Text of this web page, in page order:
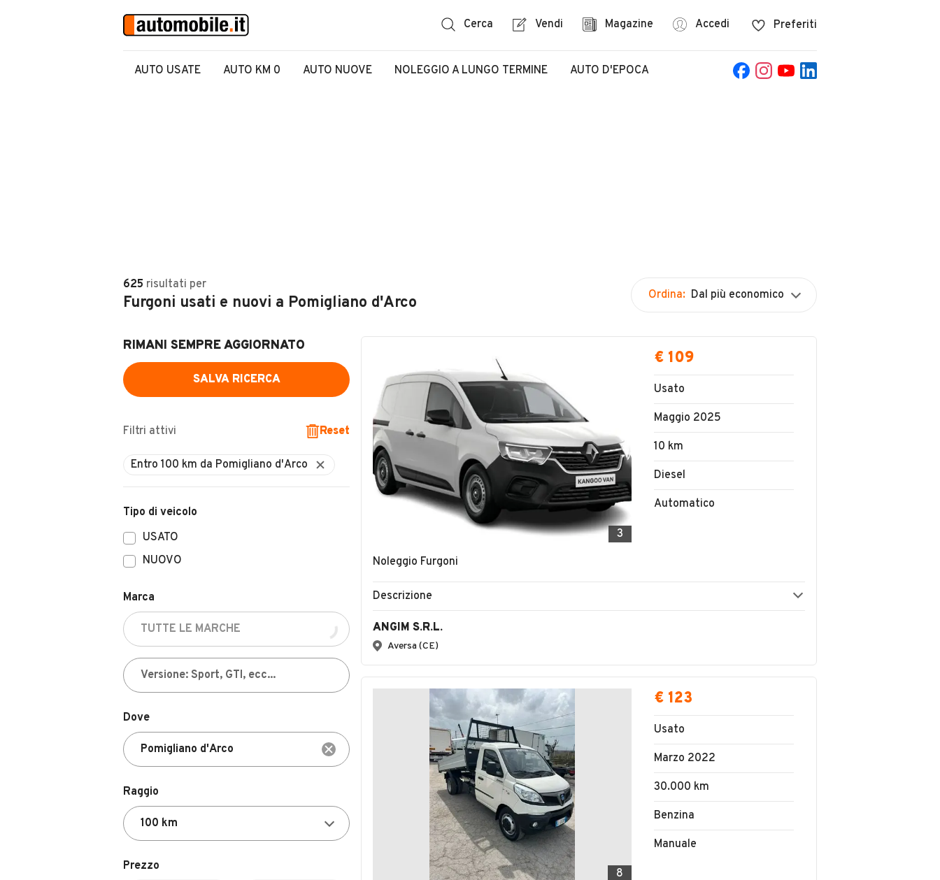
Cerca Vendi Magazine Accedi Preferiti
AUTO USATE AUTO KM 0 AUTO NUOVE NOLEGGIO A LUNGO TERMINE AUTO D'EPOCA
625 risultati per
Furgoni usati e nuovi a Pomigliano d'Arco Ordina: Dal più economico
RIMANI SEMPRE AGGIORNATO
SALVA RICERCA
Filtri attivi Reset
Entro 100 km da Pomigliano d'Arco
Tipo di veicolo
USATO
NUOVO
Marca
Dove
Raggio
Prezzo
3
Noleggio Furgoni
€ 109
Usato
Maggio 2025
10 km
Diesel
Automatico
Descrizione
ANGIM S.R.L.
Aversa (CE)
8
€ 123
Usato
Marzo 2022
30.000 km
Benzina
Manuale